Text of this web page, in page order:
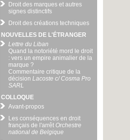
Droit des marques et autres
signes distinctifs
Droit des créations techniques
NOUVELLES DE L'ÉTRANGER
Lettre du Liban
Quand la notoriété mord le droit
: vers un empire animalier de la
marque ?
Commentaire critique de la
décision Lacoste c/ Cosma Pro
SARL
COLLOQUE
Avant-propos
Les conséquences en droit
français de l'arrêt Orchestre
national de Belgique